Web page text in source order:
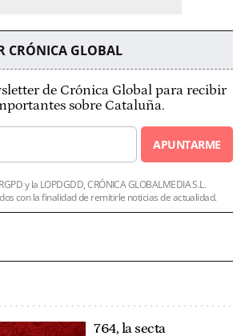
CRÓNICA GLOBAL
de Crónica Global para recibir
sobre Cataluña.
APUNTARME
y la LOPDGDD, CRÓNICA GLOBALMEDIA S.L.
con la finalidad de remitirle noticias de actualidad.
764, la secta